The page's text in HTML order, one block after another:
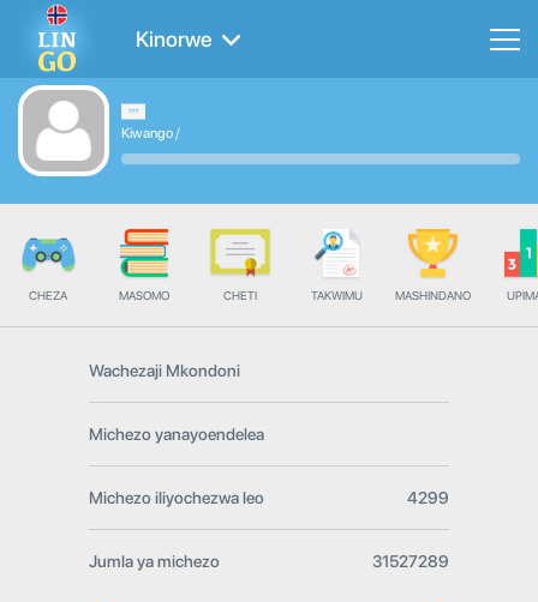
Kinorwe
Kiwango/
CHEZA MASOMO CHETI TAKWIMU MASHINDANO
Wachezaji Mkondoni
Michezo yanayoendelea
Michezo iliyochezwa leo 4299
Jumla ya michezo 31527289